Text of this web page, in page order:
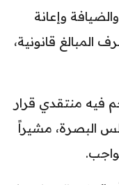
وإعانة
المبالغ قانونية،
فيه منتقدي قرار
البصرة، مشيراً